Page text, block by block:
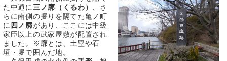
た中通に 三ノ廓（くるわ）
、さ
らに南側の掘りを隔てた亀ノ町
に 四ノ廓があり、ここには中級
家臣以上の武家屋敷が配置され
ました。※廓とは、土塁や石
垣・堀で囲んだ地。